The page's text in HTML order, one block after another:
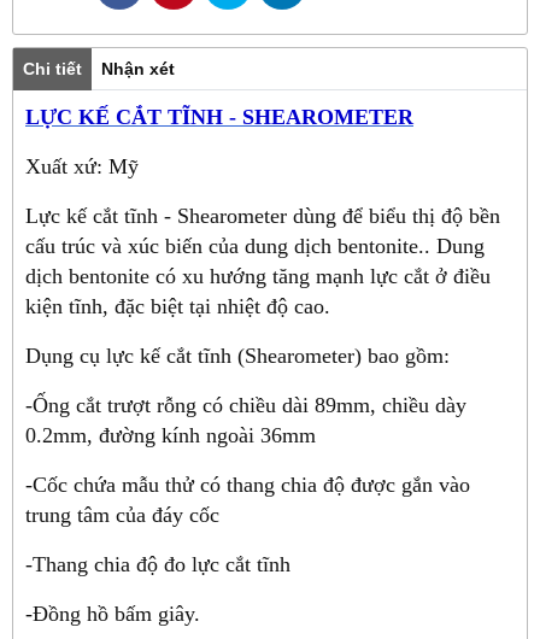
Chi tiết Nhận xét
LỰC KẾ CẮT TĨNH - SHEAROMETER
Xuất xứ: Mỹ
Lực kế cắt tĩnh - Shearometer dùng để biểu thị độ bền
cấu trúc và xúc biến của dung dịch bentonite.. Dung
dịch bentonite có xu hướng tăng mạnh lực cắt ở điều
kiện tĩnh, đặc biệt tại nhiệt độ cao.
Dụng cụ lực kế cắt tĩnh (Shearometer) bao gồm:
-Ống cắt trượt rỗng có chiều dài 89mm, chiều dày
0.2mm, đường kính ngoài 36mm
-Cốc chứa mẫu thử có thang chia độ được gắn vào
trung tâm của đáy cốc
-Thang chia độ đo lực cắt tĩnh
-Đồng hồ bấm giây.